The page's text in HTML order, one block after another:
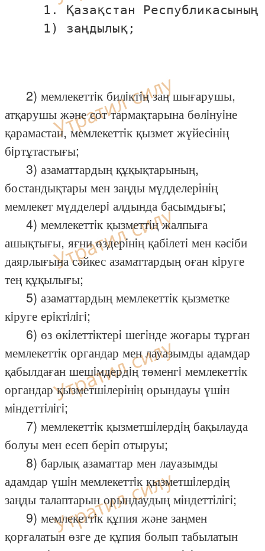
1. Қазақстан Республикасының
     1) заңдылық;
2) мемлекеттiк билiктiң заң шығарушы,
атқарушы және сот тармақтарына бөлiнуiне
қарамастан, мемлекеттiк қызмет жүйесiнiң
бiртұтастығы;
3) азаматтардың құқықтарының,
бостандықтары мен заңды мүдделерiнiң
мемлекет мүдделерi алдында басымдығы;
4) мемлекеттiк қызметтiң жалпыға
ашықтығы, яғни өздерiнiң қабiлетi мен кәсiби
даярлығына сәйкес азаматтардың оған кiруге
тең құқылығы;
5) азаматтардың мемлекеттiк қызметке
кiруге ерiктiлiгi;
6) өз өкiлеттiктерi шегiнде жоғары тұрған
мемлекеттiк органдар мен лауазымды адамдар
қабылдаған шешiмдердiң төменгi мемлекеттiк
органдар қызметшiлерiнiң орындауы үшiн
мiндеттiлiгi;
7) мемлекеттiк қызметшiлердiң бақылауда
болуы мен есеп берiп отыруы;
8) барлық азаматтар мен лауазымды
адамдар үшiн мемлекеттiк қызметшiлердiң
заңды талаптарын орындаудың мiндеттiлiгi;
9) мемлекеттiк құпия және заңмен
қорғалатын өзге де құпия болып табылатын